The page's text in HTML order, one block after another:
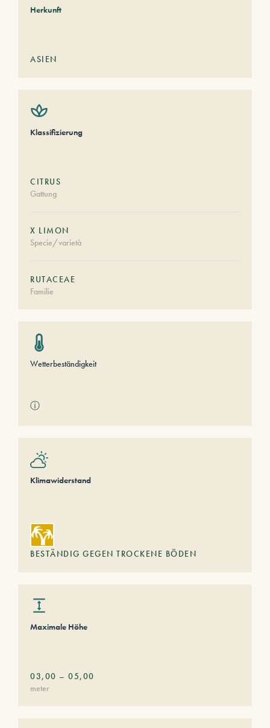
Herkunft
ASIEN
Klassifizierung
CITRUS
Gattung
X LIMON
Specie/varietà
RUTACEAE
Familie
Wetterbeständigkeit
ⓘ
Klimawiderstand
BESTÄNDIG GEGEN TROCKENE BÖDEN
Maximale Höhe
03,00 – 05,00
meter